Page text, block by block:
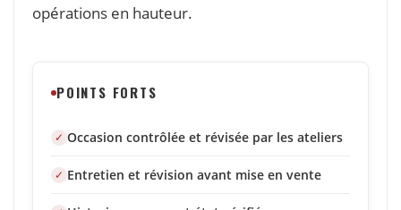
opérations en hauteur.
POINTS FORTS
Occasion contrôlée et révisée par les ateliers
Entretien et révision avant mise en vente